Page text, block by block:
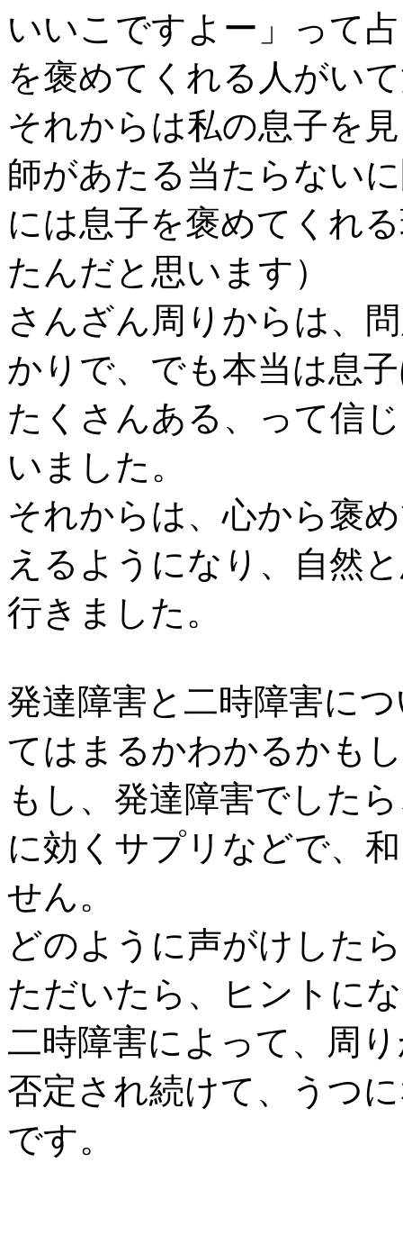
いいこですよー」って
を褒めてくれる人がい
それからは私の息子を
師があたる当たらない
には息子を褒めてくれ
たんだと思います）
さんざん周りからは、
かりで、でも本当は息
たくさんある、って信
いました。
それからは、心から褒
えるようになり、自然
行きました。
発達障害と二時障害に
てはまるかわかるかも
もし、発達障害でした
に効くサプリなどで、
せん。
どのように声がけした
ただいたら、ヒントに
二時障害によって、周
否定され続けて、うつ
です。